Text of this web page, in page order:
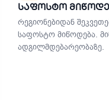
Საფოსტო
რეგიონებიდან
საფოსტო მიწოდება.
ადგილმდებარეობაზე.